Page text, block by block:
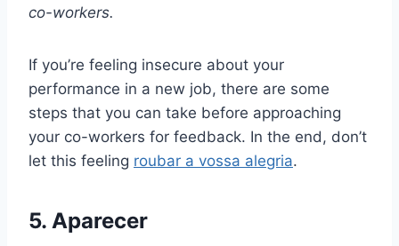
co-workers.
If you’re feeling insecure about your
performance in a new job, there are some
steps that you can take before approaching
your co-workers for feedback. In the end, don’t
let this feeling roubar a vossa alegria.
5. Aparecer